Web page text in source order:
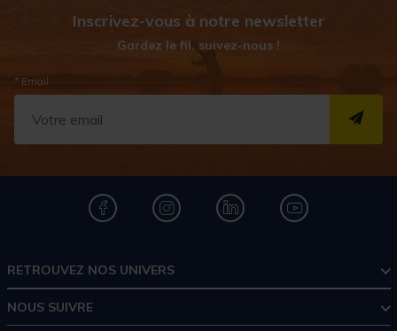
Inscrivez-vous à notre newsletter
Gardez le fil, suivez-nous !
* Email
RETROUVEZ NOS UNIVERS
NOUS SUIVRE